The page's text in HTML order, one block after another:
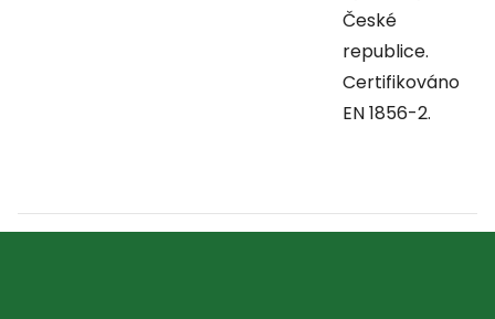
České
republice.
Certifikováno
EN 1856-2.